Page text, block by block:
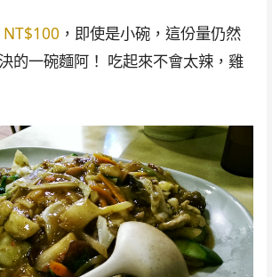
NT$100 ，即使是小碗，這份量仍然
的一碗麵阿！ 吃起來不會太辣，雞